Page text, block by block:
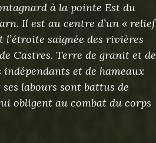
à la pointe Est du
Il est au centre d’un « relief
saignée des rivières
Castres. Terre de granit et de
indépendants et de hameaux
ses labours sont battus de
obligent au combat du corps